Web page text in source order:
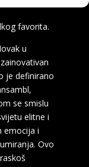
favorita.
u
je definirano
se smislu
elitne i
emocija i
Ovo